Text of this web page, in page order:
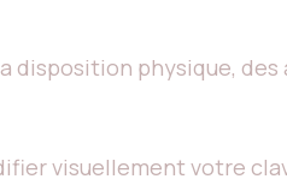
physique,
visuellement votre